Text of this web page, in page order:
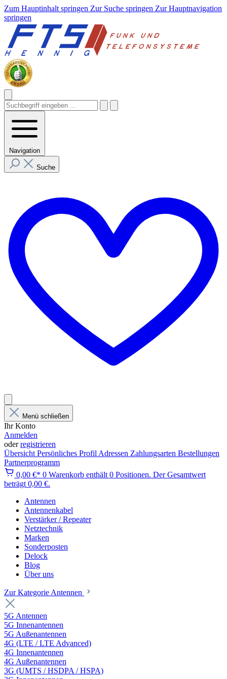
Zum Hauptinhalt springen Zur Suche springen Zur Hauptnavigation
springen
Navigation
Suche
Menü schließen
Ihr Konto
Anmelden
oderregistrieren
Übersicht Persönliches Profil Adressen Zahlungsarten Bestellungen
Partnerprogramm
0,00 €* 0 Warenkorb enthält 0 Positionen. Der Gesamtwert
beträgt 0,00 €.
Antennen
Antennenkabel
Verstärker / Repeater
Netztechnik
Marken
Sonderposten
Delock
Blog
Über uns
Zur Kategorie Antennen
5G Antennen
5G Innenantennen
5G Außenantennen
4G (LTE / LTE Advanced)
4G Innenantennen
4G Außenantennen
3G (UMTS / HSDPA / HSPA)